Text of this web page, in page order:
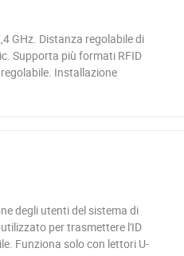
GHz. Distanza regolabile di
Supporta più formati RFID
Installazione
degli utenti del sistema di
per trasmettere l'ID
Funziona solo con lettori U-